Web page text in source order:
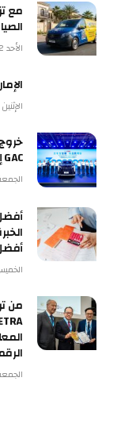
مع
الأحد 02 أغسطس 7:08 م
الإثنين 20 يوليو 3:43 م
GAC إيذانًا ببدء مرحلة جديدة من النمو العالمي
الجمعة 17 يوليو
الخميس 16 يوليو
من
الجمعة 10 يوليو